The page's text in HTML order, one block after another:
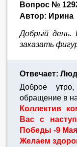
Вопрос №
Автор: Ирина
Добрый день.
заказать
Отвечает:
Доброе
обращение в
Коллектив
Вас с
Победы -9
Желаем